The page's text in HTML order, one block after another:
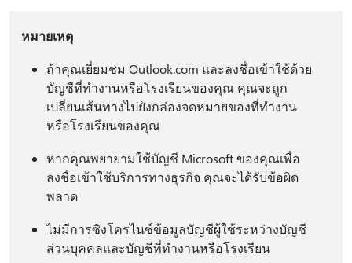
หมายเหตุ
ถ้าคุณเยี่ยมชม Outlook.com และลงชื่อเข้าใช้ด้วย
บัญชีที่ทํางานหรือโรงเรียนของคุณ คุณจะถูก
เปลี่ยนเส้นทางไปยังกล่องจดหมายของที่ทํางาน
หรือโรงเรียนของคุณ
หากคุณพยายามใช้บัญชี Microsoft ของคุณเพื่อ
ลงชื่อเข้าใช้บริการทางธุรกิจ คุณจะได้รับข้อผิด
พลาด
ไม่มีการซิงโครไนซ์ข้อมูลบัญชีผู้ใช้ระหว่างบัญชี
ส่วนบุคคลและบัญชีที่ทํางานหรือโรงเรียน